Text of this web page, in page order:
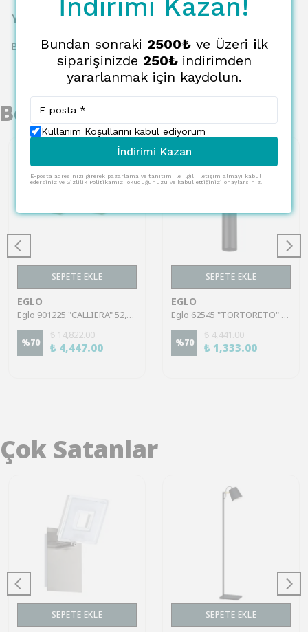
Yorumlar
Bu ürün için henüz yorum yapılmamış.
Benzer Ürünler
SEPETE EKLE
EGLO
Eglo 901225 "CALLIERA" 52,5 Cm Uzunluğunda Çelik, Plastik Siyah, Pirinç Tavan Armatürü
%70
₺ 14,822.00
₺ 4,447.00
SEPETE EKLE
EGLO
Eglo 62545 "TORTORETO" 6 Cm Çapında Çelik Siyah Tavan Armatürü
%70
₺ 4,441.00
₺ 1,333.00
Çok Satanlar
SEPETE EKLE SEPETE EKLE
İndirimi Kazan!
Bundan sonraki 2500₺ve Üzeri ilk
siparişinizde 250₺ indirimden
yararlanmak için kaydolun.
Kullanım Koşullarını kabul ediyorum
İndirimi Kazan
E-posta adresinizi girerek pazarlama ve tanıtım ile ilgili iletişim almayı kabul
edersiniz ve Gizlilik Politikamızı okuduğunuzu ve kabul ettiğinizi onaylarsınız.